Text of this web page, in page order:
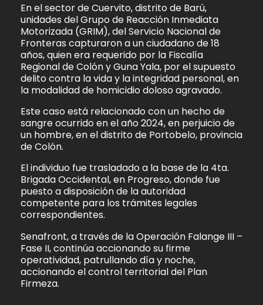
En el sector de Cuervito, distrito de Barú,
unidades del Grupo de Reacción Inmediata
Motorizada (GRIM), del Servicio Nacional de
Fronteras capturaron a un ciudadano de 18
años, quien era requerido por la Fiscalía
Regional de Colón y Guna Yala, por el supuesto
delito contra la vida y la integridad personal, en
la modalidad de homicidio doloso agravado.
Este caso está relacionado con un hecho de
sangre ocurrido en el año 2024, en perjuicio de
un hombre, en el distrito de Portobelo, provincia
de Colón.
El individuo fue trasladado a la base de la 4ta.
Brigada Occidental, en Progreso, donde fue
puesto a disposición de la autoridad
competente para los trámites legales
correspondientes.
Senafront, a través de la Operación Falange III –
Fase II, continúa accionando su firme
operatividad, patrullando día y noche,
accionando el control territorial del Plan
Firmeza.